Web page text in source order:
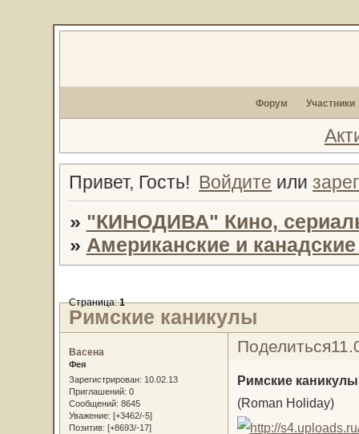
Форум Участники
Привет, Гость! Войдите или
» "КИНОДИВА" Кино,
» Американские и
Римские каникулы
Страница:1
Поделиться
Васена
Фея
Зарегистрирован: 10.02.13
Приглашений: 0
Сообщений: 8645
Уважение: [+3462/-5]
Позитив: [+8693/-17]
Римские каникулы
(Roman Holiday)